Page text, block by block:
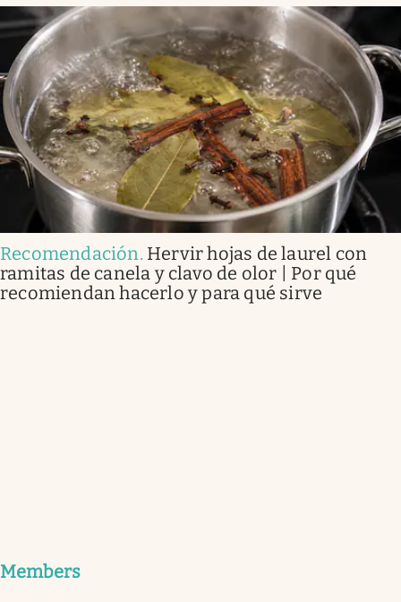
Recomendación. Hervir hojas de laurel con
ramitas de canela y clavo de olor | Por qué
recomiendan hacerlo y para qué sirve
Members